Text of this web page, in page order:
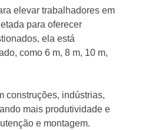
elevar trabalhadores em
para oferecer
ela está
como 6 m, 8 m, 10 m,
construções, indústrias,
mais produtividade e
e montagem.